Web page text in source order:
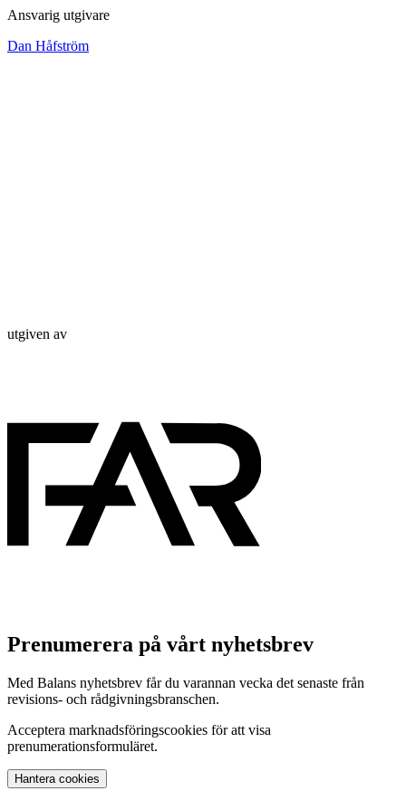
Ansvarig utgivare
Dan Håfström
utgiven av
Prenumerera på vårt nyhetsbrev
Med Balans nyhetsbrev får du varannan vecka det senaste från
revisions- och rådgivningsbranschen.
Acceptera marknadsföringscookies för att visa
prenumerationsformuläret.
Hantera cookies